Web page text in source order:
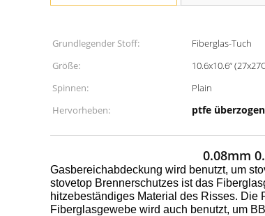
Grundlegender Stoff: Fiberglas-Tuch
Größe:
10.6x10.6“
Spinnen:
Plain
Hervorheben:
ptfe
0.08mm
Gasbereichabdeckung wird benutzt, um
stovetop Brennerschutzes ist das
hitzebeständiges Material des Risses.
Fiberglasgewebe wird auch benutzt, um